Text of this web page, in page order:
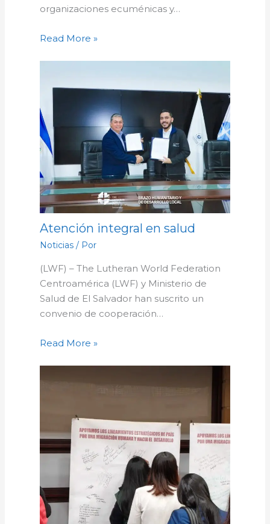
organizaciones ecuménicas y…
Read More »
Atención integral en salud
Noticias/ Por
(LWF) – The Lutheran World Federation
Centroamérica (LWF) y Ministerio de
Salud de El Salvador han suscrito un
convenio de cooperación…
Read More »